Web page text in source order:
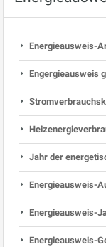
Energieausweis-
Engergieausweis
Jahr der
Energieausweis-
Energieausweis-
Energieausweis-